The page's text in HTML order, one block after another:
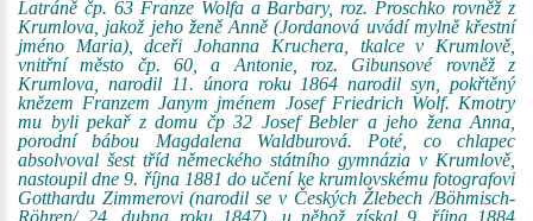
Latráně čp. 63 Franze Wolfa a Barbary, roz. Proschko rovněž z
Krumlova, jakož jeho ženě Anně (Jordanová uvádí mylně křestní
jméno Maria), dceři Johanna Kruchera, tkalce v Krumlově,
vnitřní město čp. 60, a Antonie, roz. Gibunsové rovněž z
Krumlova, narodil 11. února roku 1864 narodil syn, pokřtěný
knězem Franzem Janym jménem Josef Friedrich Wolf. Kmotry
mu byli pekař z domu čp 32 Josef Bebler a jeho žena Anna,
porodní bábou Magdalena Waldburová. Poté, co chlapec
absolvoval šest tříd německého státního gymnázia v Krumlově,
nastoupil dne 9. října 1881 do učení ke krumlovskému fotografovi
Gotthardu Zimmerovi (narodil se v Českých Žlebech /Böhmisch-
Röhren/ 24. dubna roku 1847), u něhož získal 9. října 1884